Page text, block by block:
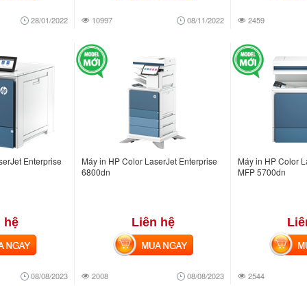
28/01/2022 10997 08/11/2022 2459
Enterprise
hệ
08/08/2023
Máy in HP Color LaserJet Enterprise
6800dn
Liên hệ
2008 08/08/2023
MUA NGAY
Máy in HP Color
MFP 5700dn
2544